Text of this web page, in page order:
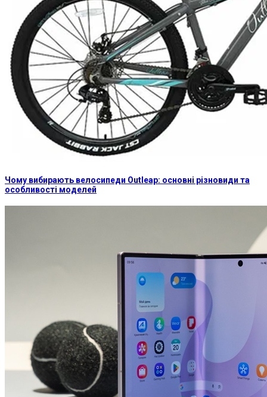
Чому вибирають велосипеди Outleap: основні різновиди та
особливості моделей